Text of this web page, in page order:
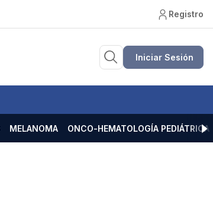
Registro
Iniciar Sesión
MELANOMA ONCO-HEMATOLOGÍA PEDIÁTRICA